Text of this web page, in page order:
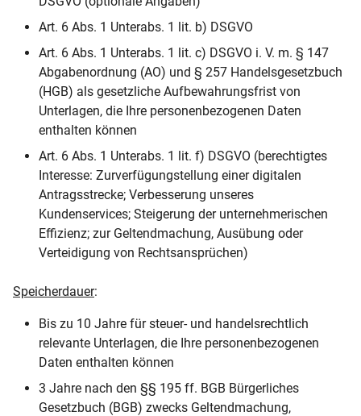
Art. 6 Abs. 1 Unterabs. 1 lit. b) DSGVO
Art. 6 Abs. 1 Unterabs. 1 lit. c) DSGVO i. V. m. § 147
Abgabenordnung (AO) und § 257 Handelsgesetzbuch
(HGB) als gesetzliche Aufbewahrungsfrist von
Unterlagen, die Ihre personenbezogenen Daten
enthalten können
Art. 6 Abs. 1 Unterabs. 1 lit. f) DSGVO (berechtigtes
Interesse: Zurverfügungstellung einer digitalen
Antragsstrecke; Verbesserung unseres
Kundenservices; Steigerung der unternehmerischen
Effizienz; zur Geltendmachung, Ausübung oder
Verteidigung von Rechtsansprüchen)
Speicherdauer:
Bis zu 10 Jahre für steuer- und handelsrechtlich
relevante Unterlagen, die Ihre personenbezogenen
Daten enthalten können
3 Jahre nach den §§ 195 ff. BGB Bürgerliches
Gesetzbuch (BGB) zwecks Geltendmachung,